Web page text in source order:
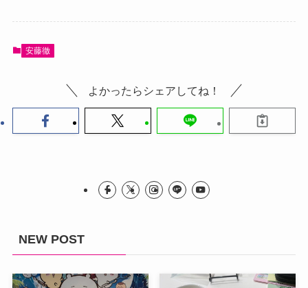
安藤徹
よかったらシェアしてね！
NEW POST